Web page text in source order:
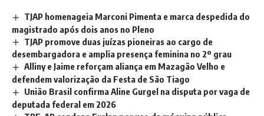
TJAP homenageia Marconi Pimenta e marca despedida do
magistrado após dois anos no Pleno
TJAP promove duas juízas pioneiras ao cargo de
desembargadora e amplia presença feminina no 2º grau
Alliny e Jaime reforçam aliança em Mazagão Velho e
defendem valorização da Festa de São Tiago
União Brasil confirma Aline Gurgel na disputa por vaga de
deputada federal em 2026